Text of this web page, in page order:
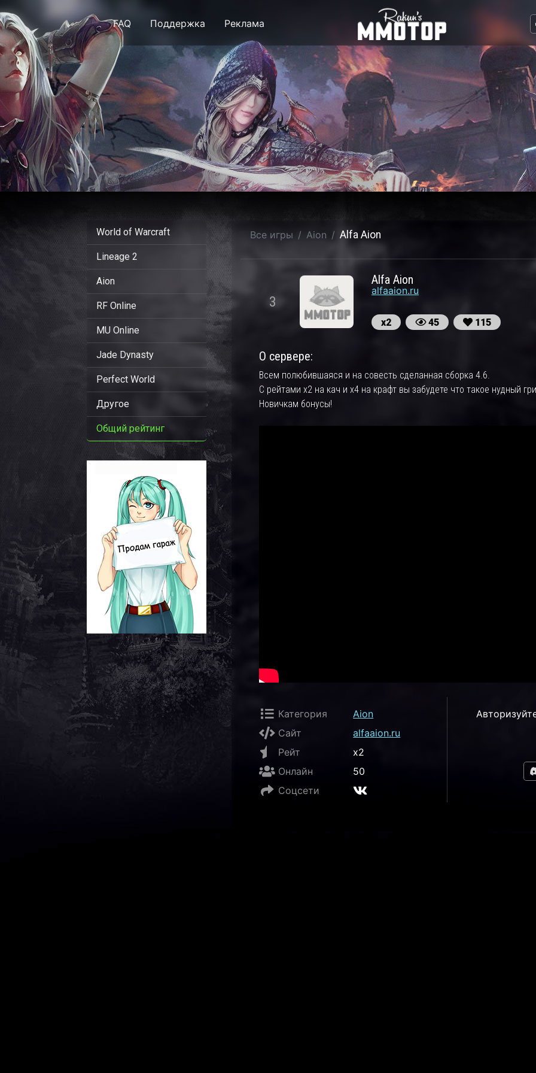
FAQ Поддержка Реклама
Alfa Aion | Aion
World of Warcraft
Lineage 2
Aion
RF Online
MU Online
Jade Dynasty
Perfect World
Другое
Общий рейтинг
Все игры Aion Alfa Aion
3
Alfa Aion
alfaaion.ru
х2 45 115
О сервере:
Всем полюбившаяся и на совесть сделанная сборка 4.6.
С рейтами х2 на кач и х4 на крафт вы забудете что такое нудный
Новичкам бонусы!
Категория
Aion
Сайт
alfaaion.ru
Рейт
x2
Онлайн
50
Соцсети